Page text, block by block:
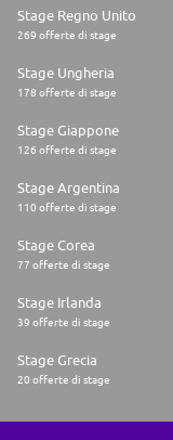
Stage Regno Unito
269 offerte di stage
Stage Ungheria
178 offerte di stage
Stage Giappone
126 offerte di stage
Stage Argentina
110 offerte di stage
Stage Corea
77 offerte di stage
Stage Irlanda
39 offerte di stage
Stage Grecia
20 offerte di stage